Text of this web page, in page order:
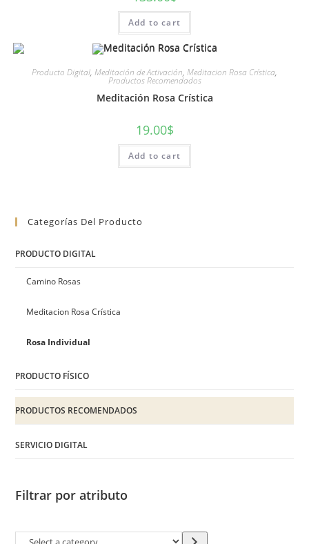
Add to cart
Producto Digital, Meditación de Activación, Meditacion Rosa Crística,
Productos Recomendados
Meditación Rosa Crística
19.00$
Add to cart
Categorías Del Producto
PRODUCTO DIGITAL
Camino Rosas
Meditacion Rosa Crística
Rosa Individual
PRODUCTO FÍSICO
PRODUCTOS RECOMENDADOS
SERVICIO DIGITAL
Filtrar por atributo